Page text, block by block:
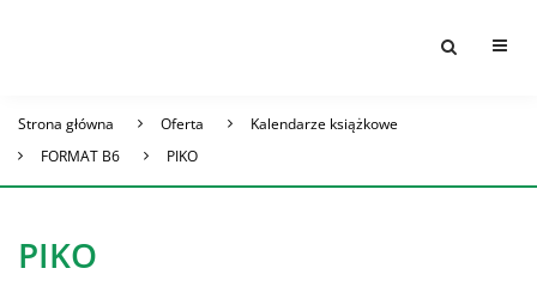
Strona główna Oferta
Kalendarze książkowe
FORMAT B6
PIKO
PIKO